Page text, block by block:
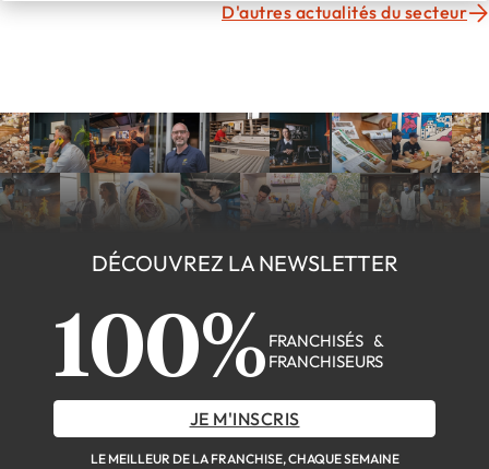
D'autres actualités du secteur
DÉCOUVREZ LA NEWSLETTER
100% FRANCHISÉS &
FRANCHISEURS
JE M'INSCRIS
LE MEILLEUR DE LA FRANCHISE, CHAQUE SEMAINE